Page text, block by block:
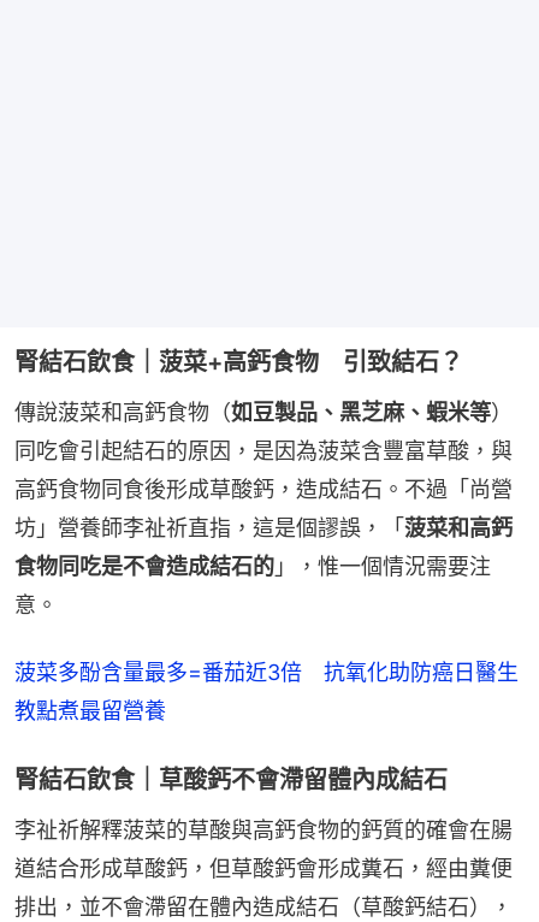
腎結石飲食｜菠菜+高鈣食物 引致結石？
傳說菠菜和高鈣食物（如豆製品、黑芝麻、蝦米等）
同吃會引起結石的原因，是因為菠菜含豐富草酸，與
高鈣食物同食後形成草酸鈣，造成結石。不過「尚營
坊」營養師李祉祈直指，這是個謬誤，「 菠菜和高鈣
食物同吃是不會造成結石的 」，惟一個情況需要注
意。
菠菜多酚含量最多=番茄近3倍　抗氧化助防癌日醫生
教點煮最留營養
腎結石飲食｜草酸鈣不會滯留體內成結石
李祉祈解釋菠菜的草酸與高鈣食物的鈣質的確會在腸
道結合形成草酸鈣，但草酸鈣會形成糞石，經由糞便
排出，並不會滯留在體內造成結石（草酸鈣結石），